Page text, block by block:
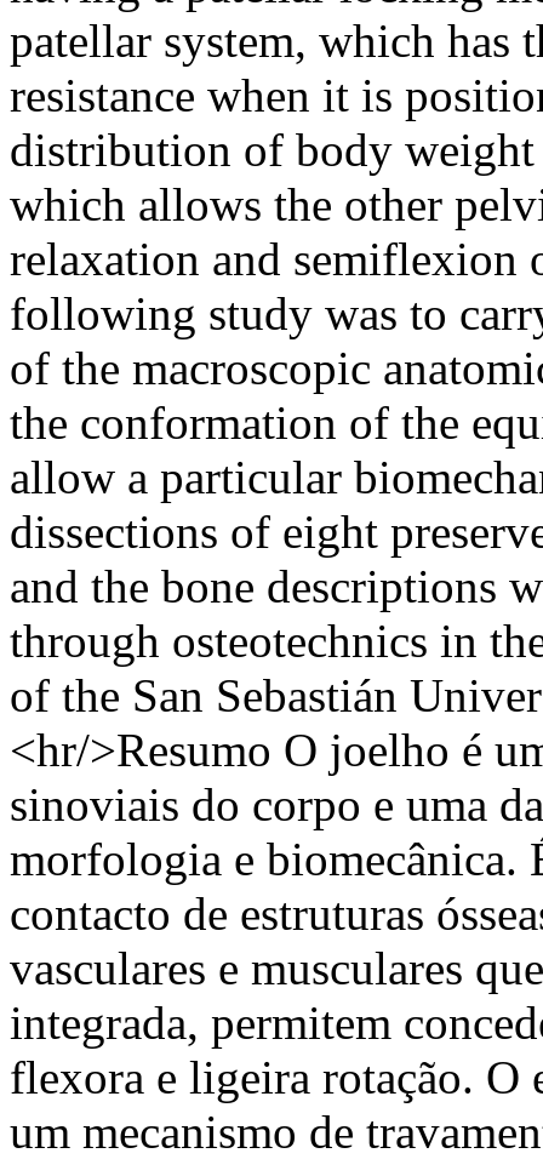
patellar system, which has
resistance when it is
distribution of body
which allows the other
relaxation and semiflexion
following study was to
of the macroscopic
the conformation of the
allow a particular
dissections of eight
and the bone descriptions
through osteotechnics in
of the San Sebastián
<hr/>Resumo O joelho é
sinoviais do corpo e uma
morfologia e biomecânica.
contacto de estruturas
vasculares e musculares
integrada, permitem
flexora e ligeira rotação. O
um mecanismo de